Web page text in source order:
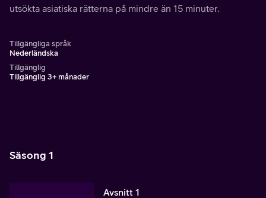
utsökta asiatiska rätterna på mindre än 15 minuter.
Tillgängliga språk
Nederländska
Tillgänglig
Tillgänglig 3+ månader
Säsong 1
Avsnitt 1